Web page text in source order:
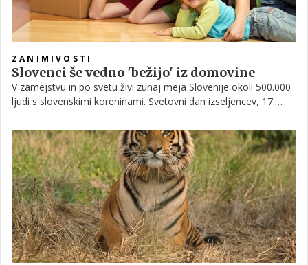
ZANIMIVOSTI
Slovenci še vedno 'bežijo' iz domovine
V zamejstvu in po svetu živi zunaj meja Slovenije okoli 500.000
ljudi s slovenskimi koreninami. Svetovni dan izseljencev, 17.